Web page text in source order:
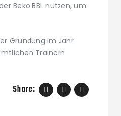
Beko BBL nutzen, um
Gründung im Jahr
Trainern
Share: